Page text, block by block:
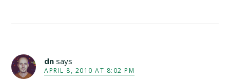
dn says
APRIL 8, 2010 AT 8:02 PM